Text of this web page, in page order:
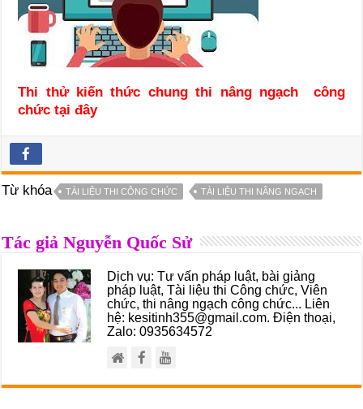
Thi thử kiến thức chung thi nâng ngạch công
chức tại đây
Từ khóa TÀI LIỆU THI CÔNG CHỨC TÀI LIỆU THI NÂNG NGẠCH
Tác giả Nguyễn Quốc Sử
Dịch vụ: Tư vấn pháp luật, bài giảng
pháp luật, Tài liệu thi Công chức, Viên
chức, thi nâng ngạch công chức... Liên
hệ: kesitinh355@gmail.com. Điện thoại,
Zalo: 0935634572